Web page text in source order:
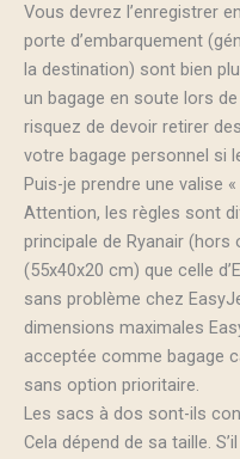
Vous devrez l’enregistrer
porte d’embarquement
la destination) sont bien
un bagage en soute lors
risquez de devoir retirer
votre bagage personnel si
Puis-je prendre une valise
Attention, les règles sont
principale de Ryanair
(55x40x20 cm) que celle
sans problème chez
dimensions maximales
acceptée comme bagage
sans option prioritaire.
Les sacs à dos sont-ils
Cela dépend de sa taille.